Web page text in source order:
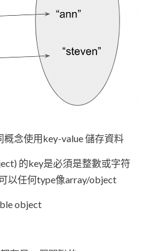
念使用key-value 儲存資料
的key是必須是整數或字符
以任何type像array/object
object